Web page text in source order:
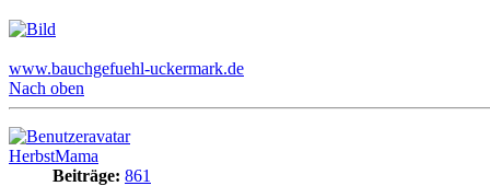
www.bauchgefuehl-uckermark.de
Nach oben
HerbstMama
Beiträge: 861